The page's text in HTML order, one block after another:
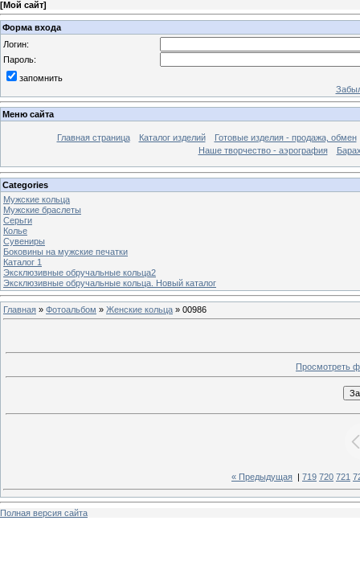
[Мой сайт]
Форма входа
Логин:
Пароль:
запомнить
Меню сайта
Главная страница Каталог изделий
Готовые изделия - продажа, обмен
Наше творчество - аэрография
Categories
Мужские кольца
Мужские браслеты
Серьги
Колье
Сувениры
Боковины на мужские печатки
Каталог 1
Эксклюзивные обручальные кольца2
Эксклюзивные обручальные кольца. Новый каталог
Главная » Фотоальбом » Женские кольца » 00986
Просмотреть
« Предыдущая 719 720 721
Полная версия сайта